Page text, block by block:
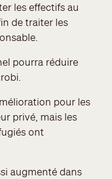
les effectifs au
de traiter les
pourra réduire
pour les
privé, mais les
ont
augmenté dans